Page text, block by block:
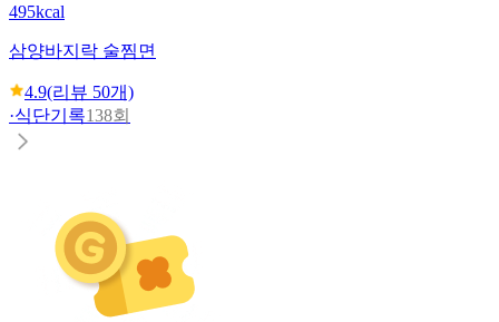
495kcal
삼양바지락 술찜면
4.9(리뷰 50개)
·식단기록138회